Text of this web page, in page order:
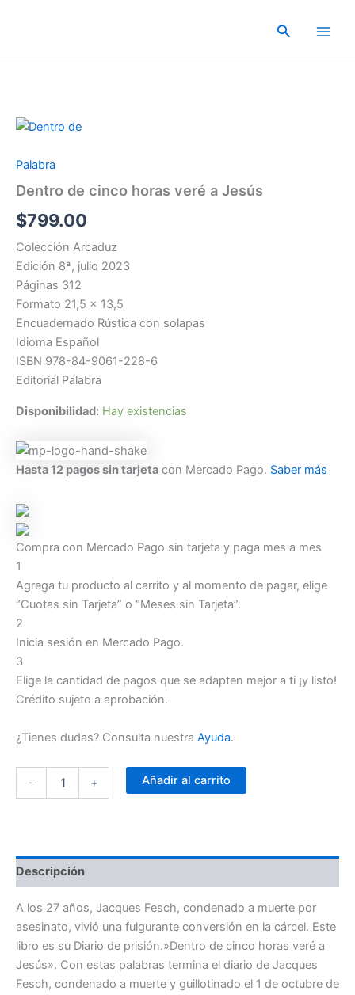
Buscar
Palabra
Dentro de cinco horas veré a Jesús
$799.00
Colección Arcaduz
Edición 8ª, julio 2023
Páginas 312
Formato 21,5 x 13,5
Encuadernado Rústica con solapas
Idioma Español
ISBN 978-84-9061-228-6
Editorial Palabra
Disponibilidad: Hay existencias
Hasta 12 pagos sin tarjeta con Mercado Pago. Saber más
Compra con Mercado Pago sin tarjeta y paga mes a mes
1
Agrega tu producto al carrito y al momento de pagar, elige
“Cuotas sin Tarjeta” o “Meses sin Tarjeta”.
2
Inicia sesión en Mercado Pago.
3
Elige la cantidad de pagos que se adapten mejor a ti ¡y listo!
Crédito sujeto a aprobación.
¿Tienes dudas? Consulta nuestra Ayuda.
-
Jesús
cantidad
+ Añadir al carrito
Descripción
A los 27 años, Jacques Fesch, condenado a muerte por
asesinato, vivió una fulgurante conversión en la cárcel. Este
libro es su Diario de prisión.»Dentro de cinco horas veré a
Jesús». Con estas palabras termina el diario de Jacques
Fesch, condenado a muerte y guillotinado el 1 de octubre de